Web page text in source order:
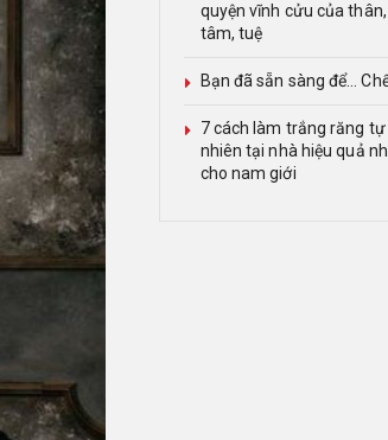
quyện vĩnh cửu của thân,
tâm, tuệ
Bạn đã sẵn sàng để…
7 cách làm trắng răng tự
nhiên tại nhà hiệu quả
cho nam giới